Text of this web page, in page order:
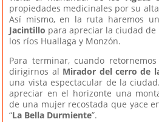
propiedades medicinales por su
Así mismo, en la ruta haremos
Jacintillo para apreciar la ciudad
los ríos Huallaga y Monzón.
Para terminar, cuando
dirigirnos al Mirador del cerro de
una vista espectacular de la
apreciar en el horizonte una
de una mujer recostada que yace
“La Bella Durmiente”.